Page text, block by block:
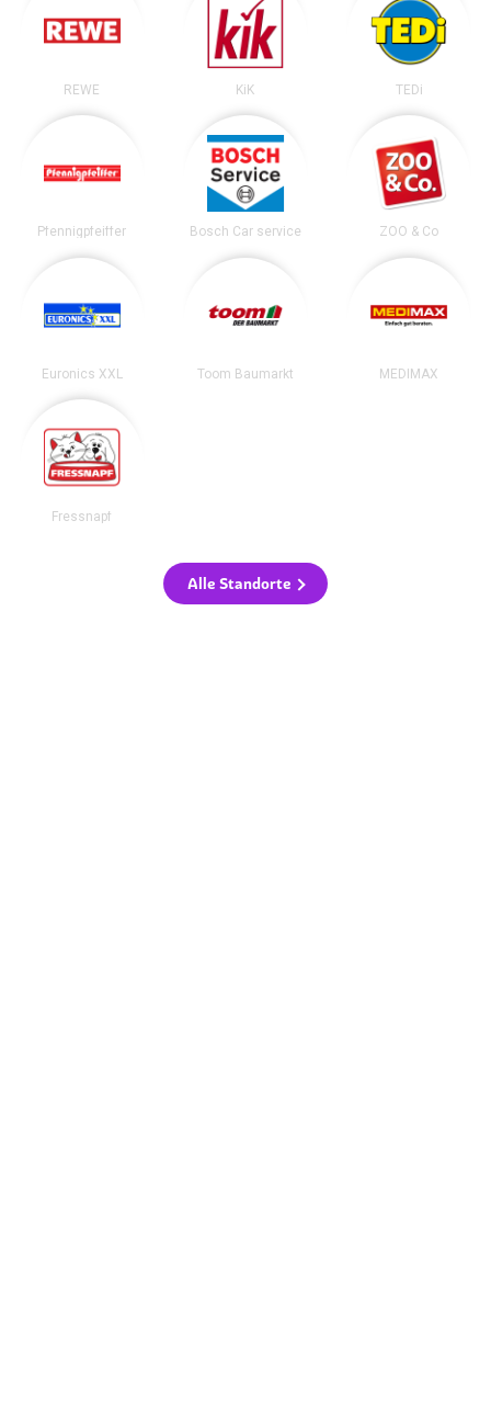
REWE KiK TEDi
Pfennigpfeiffer Bosch Car service ZOO & Co
Euronics XXL Toom Baumarkt MEDIMAX
Fressnapf
Alle Standorte